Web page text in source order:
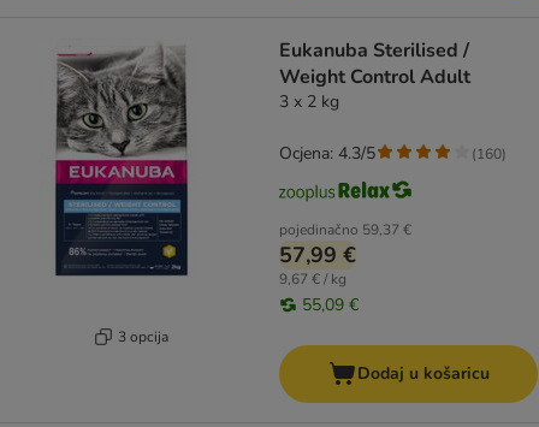
3 opcija
Eukanuba Sterilised /
Weight Control Adult
3 x 2 kg
pojedinačno 59,37 €
57,99 €
9,67 € / kg
55,09 €
Ocjena: 4.3/5 (160)
Dodaj u košaricu